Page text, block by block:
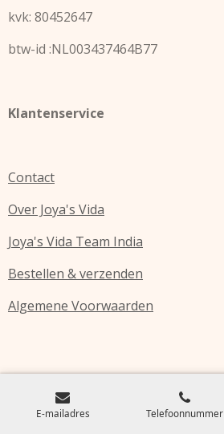
g
m
A
p
kvk: 80452647
btw-id :NL003437464B77
Klantenservice
Contact
Over Joya's Vida
Joya's Vida Team India
Bestellen & verzenden
Algemene Voorwaarden
E-mailadres Telefoonnummer